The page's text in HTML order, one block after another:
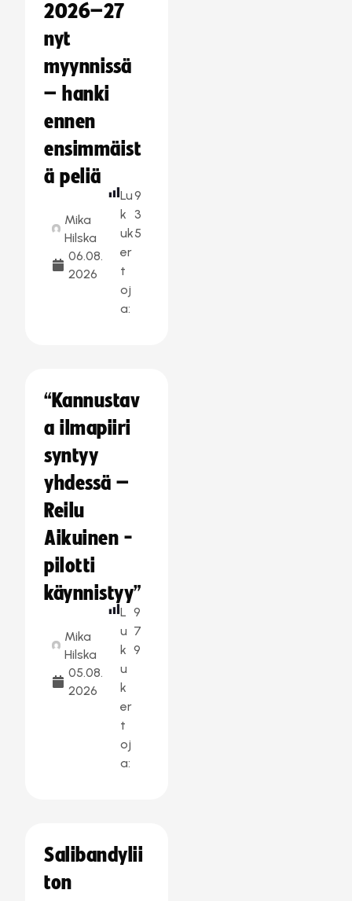
2026–27
nyt
myynnissä
– hanki
ennen
ensimmäist
ä peliä
Mika
Hilska
06.08.
2026
Lu
k
uk
er
t
oj
a:
9
3
5
“Kannustav
a ilmapiiri
syntyy
yhdessä –
Reilu
Aikuinen -
pilotti
käynnistyy”
Mika
Hilska
05.08.
2026
L
u
k
u
k
er
t
oj
a:
9
7
9
Salibandylii
ton